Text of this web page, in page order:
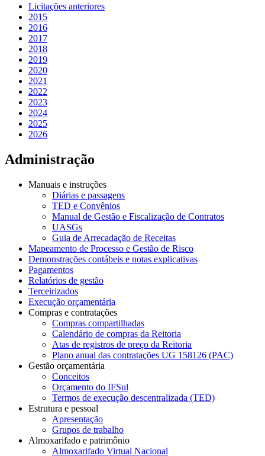
Licitações anteriores
2015
2016
2017
2018
2019
2020
2021
2022
2023
2024
2025
2026
Administração
Manuais e instruções
Diárias e passagens
TED e Convênios
Manual de Gestão e Fiscalização de Contratos
UASGs
Guia de Arrecadação de Receitas
Mapeamento de Processo e Gestão de Risco
Demonstrações contábeis e notas explicativas
Pagamentos
Relatórios de gestão
Terceirizados
Execução orçamentária
Compras e contratações
Compras compartilhadas
Calendário de compras da Reitoria
Atas de registros de preço da Reitoria
Plano anual das contratações UG 158126 (PAC)
Gestão orçamentária
Conceitos
Orçamento do IFSul
Termos de execução descentralizada (TED)
Estrutura e pessoal
Apresentação
Grupos de trabalho
Almoxarifado e patrimônio
Almoxarifado Virtual Nacional